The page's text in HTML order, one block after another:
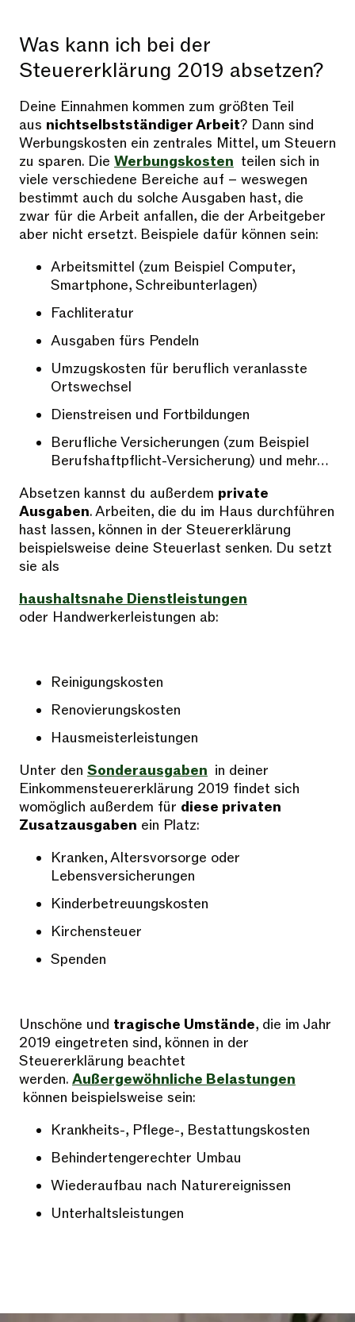
Was kann ich bei der
Steuererklärung 2019 absetzen?
Deine Einnahmen kommen zum größten Teil
aus nichtselbstständiger Arbeit? Dann sind
Werbungskosten ein zentrales Mittel, um Steuern
zu sparen. Die Werbungskosten teilen sich in
viele verschiedene Bereiche auf – weswegen
bestimmt auch du solche Ausgaben hast, die
zwar für die Arbeit anfallen, die der Arbeitgeber
aber nicht ersetzt. Beispiele dafür können sein:
Arbeitsmittel (zum Beispiel Computer,
Smartphone, Schreibunterlagen)
Fachliteratur
Ausgaben fürs Pendeln
Umzugskosten für beruflich veranlasste
Ortswechsel
Dienstreisen und Fortbildungen
Berufliche Versicherungen (zum Beispiel
Berufshaftpflicht-Versicherung) und mehr…
Absetzen kannst du außerdem private
Ausgaben. Arbeiten, die du im Haus durchführen
hast lassen, können in der Steuererklärung
beispielsweise deine Steuerlast senken. Du setzt
sie als
haushaltsnahe Dienstleistungen
oder Handwerkerleistungen ab:
Reinigungskosten
Renovierungskosten
Hausmeisterleistungen
Unter den Sonderausgaben in deiner
Einkommensteuererklärung 2019 findet sich
womöglich außerdem für diese privaten
Zusatzausgaben ein Platz:
Kranken, Altersvorsorge oder
Lebensversicherungen
Kinderbetreuungskosten
Kirchensteuer
Spenden
Unschöne und tragische Umstände, die im Jahr
2019 eingetreten sind, können in der
Steuererklärung beachtet
werden. Außergewöhnliche Belastungen
können beispielsweise sein:
Krankheits-, Pflege-, Bestattungskosten
Behindertengerechter Umbau
Wiederaufbau nach Naturereignissen
Unterhaltsleistungen